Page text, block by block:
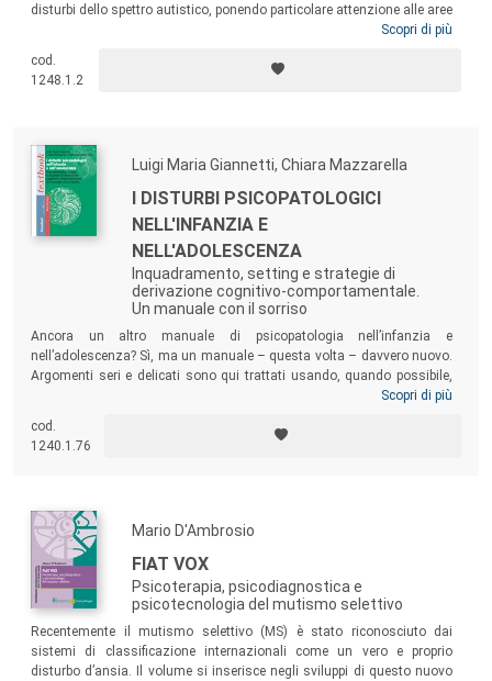
disturbi dello spettro autistico, ponendo particolare attenzione alle aree
dell’intersoggettività, intesa non solo come caratteristica peculiare dei
educativo-riabilitative. Uno strumento per gli studenti dei corsi di
laurea in Psicologia, ma anche per le figure professionali coinvolte a
ipotesi di intervento.
Scopri di più
cod.
1248.1.2
Luigi Maria Giannetti, Chiara Mazzarella
I DISTURBI PSICOPATOLOGICI
NELL'INFANZIA E
NELL'ADOLESCENZA
Inquadramento, setting e strategie di
derivazione cognitivo-comportamentale.
Un manuale con il sorriso
Ancora un altro manuale di psicopatologia nell’infanzia e
nell’adolescenza? Sì, ma un manuale – questa volta – davvero nuovo.
Argomenti seri e delicati sono qui trattati usando, quando possibile,
l’ironia e finanche l’allegria. Nella stesura del testo, si è cercato di non
problematiche psicopatologiche più frequenti in bambini e adolescenti
sono affrontate in maniera approfondita, rubando però sempre qualche
Scopri di più
cod.
1240.1.76
Mario D'Ambrosio
FIAT VOX
Psicoterapia, psicodiagnostica e
psicotecnologia del mutismo selettivo
Recentemente il mutismo selettivo (MS) è stato riconosciuto dai
sistemi di classificazione internazionali come un vero e proprio
disturbo d’ansia. Il volume si inserisce negli sviluppi di questo nuovo